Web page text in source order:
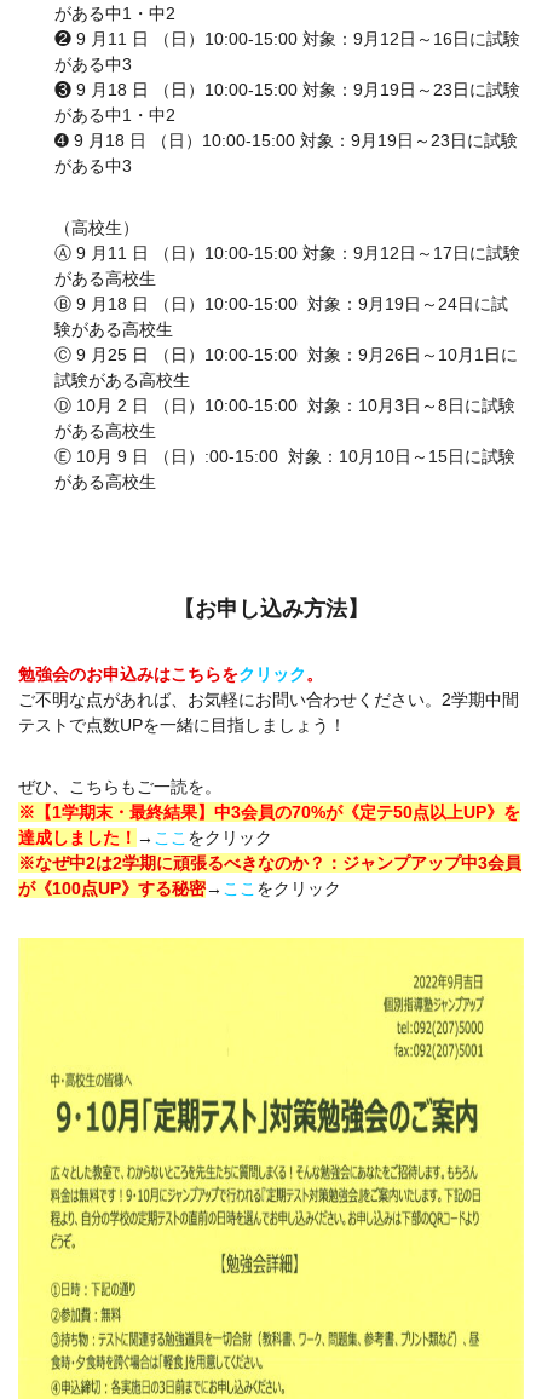
がある中1・中2
❷ 9 月11 日 （日）10:00-15:00 対象：9月12日～16日に試験
がある中3
❸ 9 月18 日 （日）10:00-15:00 対象：9月19日～23日に試験
がある中1・中2
➍ 9 月18 日 （日）10:00-15:00 対象：9月19日～23日に試験
がある中3
（高校生）
Ⓐ 9 月11 日 （日）10:00-15:00 対象：9月12日～17日に試験
がある高校生
Ⓑ 9 月18 日 （日）10:00-15:00 対象：9月19日～24日に試
験がある高校生
Ⓒ 9 月25 日 （日）10:00-15:00 対象：9月26日～10月1日に
試験がある高校生
Ⓓ 10月 2 日 （日）10:00-15:00 対象：10月3日～8日に試験
がある高校生
Ⓔ 10月 9 日 （日）:00-15:00 対象：10月10日～15日に試験
がある高校生
【お申し込み方法】
勉強会のお申込みはこちらをクリック。
ご不明な点があれば、お気軽にお問い合わせください。2学期中間
テストで点数UPを一緒に目指しましょう！
ぜひ、こちらもご一読を。
※【1学期末・最終結果】中3会員の70%が《定テ50点以上UP》を
達成しました！ → ここ をクリック
※なぜ中2は2学期に頑張るべきなのか？：ジャンプアップ中3会員
が《100点UP》する秘密→ ここ をクリック